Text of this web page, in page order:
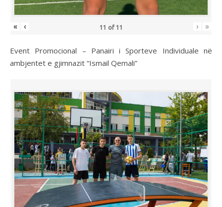
« ‹ 11 of 11 › »
Event Promocional – Panairi i Sporteve Individuale në
ambjentet e gjimnazit “Ismail Qemali”